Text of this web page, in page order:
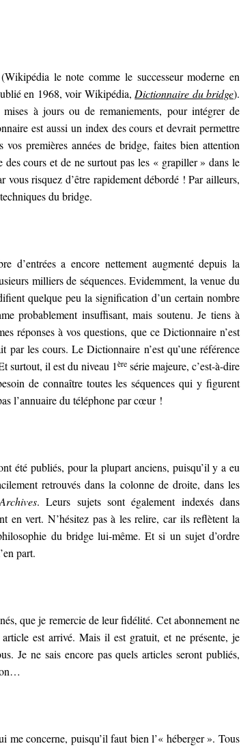
le note comme le successeur moderne en
en 1968, voir Wikipédia, Dictionnaire du bridge).
à jours ou de remaniements, pour intégrer de
est aussi un index des cours et devrait permettre
premières années de bridge, faites bien attention
cours et de ne surtout pas les « grapiller » dans le
vous risquez d’être rapidement débordé ! Par ailleurs,
du bridge.
d’entrées a encore nettement augmenté depuis la
milliers de séquences. Evidemment, la venue du
quelque peu la signification d’un certain nombre
probablement insuffisant, mais soutenu. Je tiens à
réponses à vos questions, que ce Dictionnaire n’est
par les cours. Le Dictionnaire n’est qu’une référence
surtout, il est du niveau 1ère série majeure, c’est-à-dire
de connaître toutes les séquences qui y figurent
l’annuaire du téléphone par cœur !
été publiés, pour la plupart anciens, puisqu’il y a eu
retrouvés dans la colonne de droite, dans les
Archives. Leurs sujets sont également indexés dans
en vert. N’hésitez pas à les relire, car ils reflètent la
du bridge lui-même. Et si un sujet d’ordre
part.
que je remercie de leur fidélité. Cet abonnement ne
est arrivé. Mais il est gratuit, et ne présente, je
Je ne sais encore pas quels articles seront publiés,
me concerne, puisqu’il faut bien l’« héberger ». Tous